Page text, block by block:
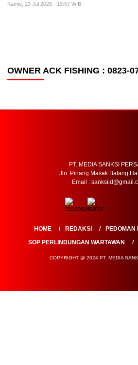
Kamis, 23 Jul 2026 - 19:57 WIB
OWNER ACK FISHING : 0823-
REDAKSI
COPYRIGHT @ 2024 PT. MEDIA